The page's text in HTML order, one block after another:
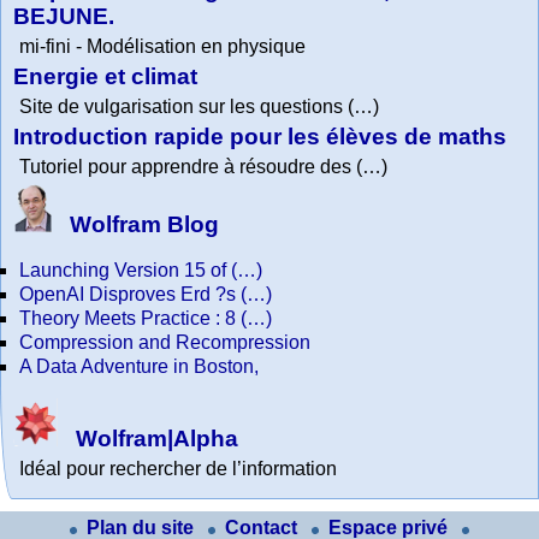
BEJUNE.
mi-fini - Modélisation en physique
Energie et climat
Site de vulgarisation sur les questions (…)
Introduction rapide pour les élèves de maths
Tutoriel pour apprendre à résoudre des (…)
Wolfram Blog
Launching Version 15 of (…)
OpenAI Disproves Erd ?s (…)
Theory Meets Practice : 8 (…)
Compression and Recompression
A Data Adventure in Boston,
Wolfram|Alpha
Idéal pour rechercher de l’information
Plan du site Contact Espace privé